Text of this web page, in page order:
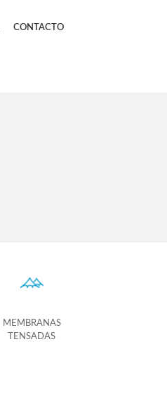
CONTACTO
MEMBRANAS
TENSADAS